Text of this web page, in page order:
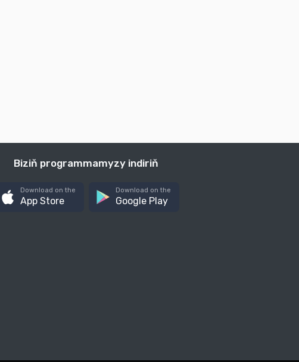
Biziň programmamyzy indiriň
Download on the
App Store
Download on the
Google Play